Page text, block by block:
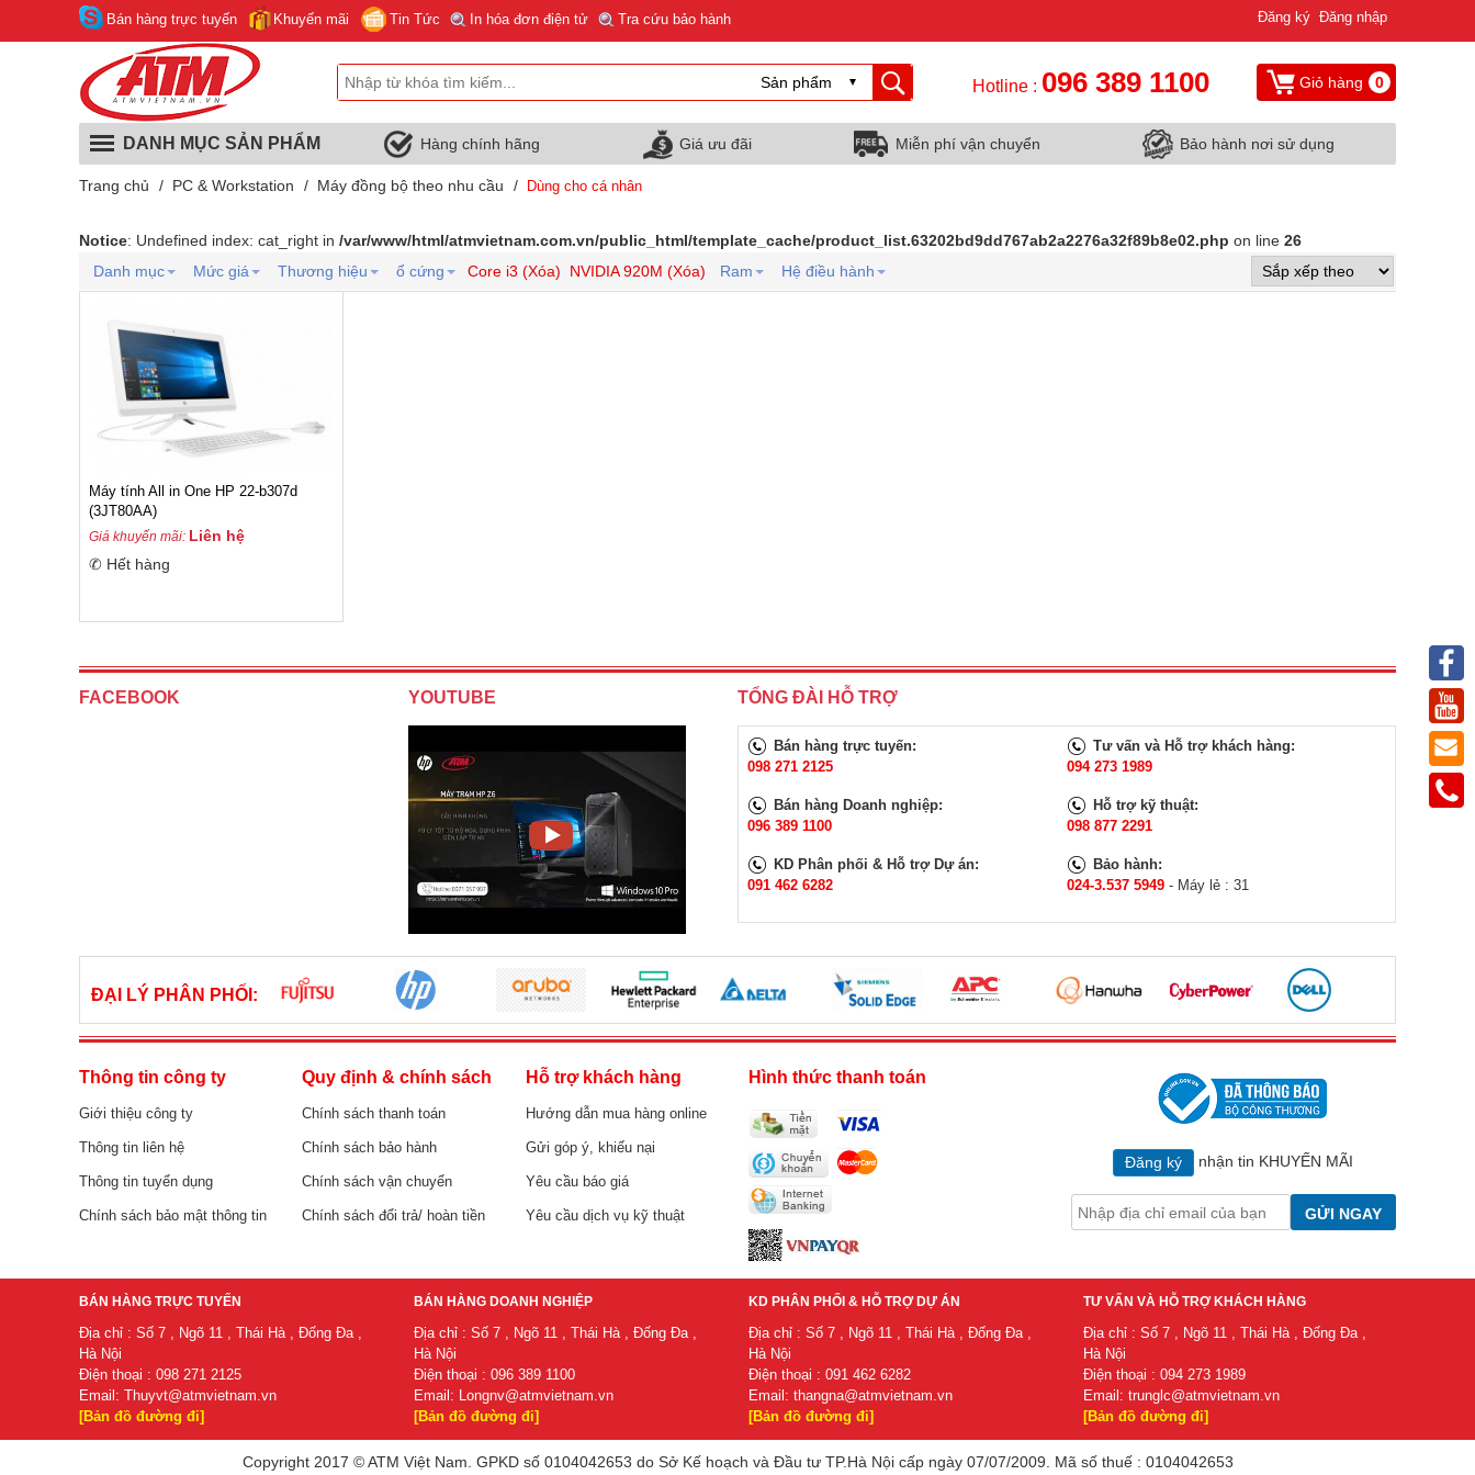
Bán hàng trực tuyến Khuyến mãi Tin Tức In hóa đơn điện tử Tra cứu bảo hành Đăng ký Đăng nhập
Hotline : 096 389 1100 Giỏ hàng 0
DANH MỤC SẢN PHẨM Hàng chính hãng Giá ưu đãi Miễn phí vận chuyển Bảo hành nơi sử dụng
Trang chủ / PC & Workstation / Máy đồng bộ theo nhu cầu / Dùng cho cá nhân
Notice: Undefined index: cat_right in /var/www/html/atmvietnam.com.vn/public_html/template_cache/product_list.63202bd9dd767ab2a2276a32f89b8e02.php on line 26
Danh mục
Mức giá Thương hiệu ổ cứng Core i3 (Xóa) NVIDIA 920M (Xóa) Ram Hệ điều hành
Máy tính All in One HP 22-b307d
(3JT80AA)
Giá khuyến mãi: Liên hệ
✆ Hết hàng
FACEBOOK YOUTUBE TỔNG ĐÀI HỖ TRỢ
Bán hàng trực tuyến:
098 271 2125
Bán hàng Doanh nghiệp:
096 389 1100
KD Phân phối & Hỗ trợ Dự án:
091 462 6282
Tư vấn và Hỗ trợ khách hàng:
094 273 1989
Hỗ trợ kỹ thuật:
098 877 2291
Bảo hành:
024-3.537 5949 - Máy lẻ : 31
ĐẠI LÝ PHÂN PHỐI:
Thông tin công ty
Giới thiệu công ty
Thông tin liên hệ
Thông tin tuyển dụng
Chính sách bảo mật thông tin
Quy định & chính sách
Chính sách thanh toán
Chính sách bảo hành
Chính sách vận chuyển
Chính sách đổi trả/ hoàn tiền
Hỗ trợ khách hàng
Hướng dẫn mua hàng online
Gửi góp ý, khiếu nại
Yêu cầu báo giá
Yêu cầu dịch vụ kỹ thuật
Hình thức thanh toán
Đăng ký nhận tin KHUYẾN MÃI
GỬI NGAY
BÁN HÀNG TRỰC TUYẾN
Địa chỉ : Số 7 , Ngõ 11 , Thái Hà , Đống Đa ,
Hà Nội
Điện thoại : 098 271 2125
Email: Thuyvt@atmvietnam.vn
[Bản đồ đường đi]
BÁN HÀNG DOANH NGHIỆP
Địa chỉ : Số 7 , Ngõ 11 , Thái Hà , Đống Đa ,
Hà Nội
Điện thoại : 096 389 1100
Email: Longnv@atmvietnam.vn
[Bản đồ đường đi]
KD PHÂN PHỐI & HỖ TRỢ DỰ ÁN
Địa chỉ : Số 7 , Ngõ 11 , Thái Hà , Đống Đa ,
Hà Nội
Điện thoại : 091 462 6282
Email: thangna@atmvietnam.vn
[Bản đồ đường đi]
TƯ VẤN VÀ HỖ TRỢ KHÁCH HÀNG
Địa chỉ : Số 7 , Ngõ 11 , Thái Hà , Đống Đa ,
Hà Nội
Điện thoại : 094 273 1989
Email: trunglc@atmvietnam.vn
[Bản đồ đường đi]
Copyright 2017 © ATM Việt Nam. GPKD số 0104042653 do Sở Kế hoạch và Đầu tư TP.Hà Nội cấp ngày 07/07/2009. ​Mã​ số​ thuế​ : 0104042653